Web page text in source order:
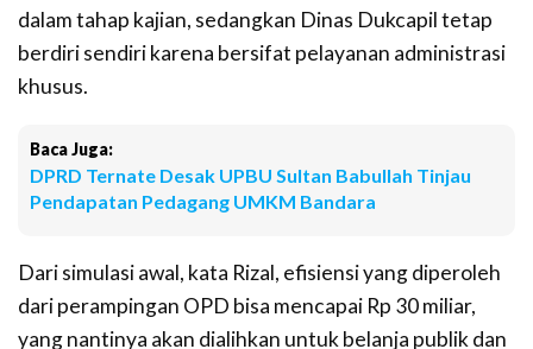
dalam tahap kajian, sedangkan Dinas Dukcapil tetap
berdiri sendiri karena bersifat pelayanan administrasi
khusus.
Baca Juga:
DPRD Ternate Desak UPBU Sultan Babullah Tinjau
Pendapatan Pedagang UMKM Bandara
Dari simulasi awal, kata Rizal, efisiensi yang diperoleh
dari perampingan OPD bisa mencapai Rp 30 miliar,
yang nantinya akan dialihkan untuk belanja publik dan